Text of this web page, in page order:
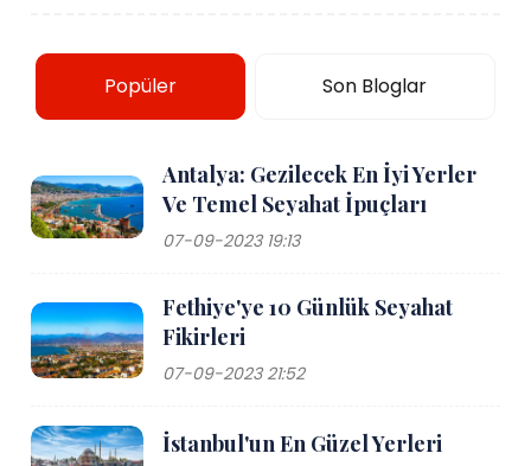
Popüler Son Bloglar
Antalya: Gezilecek En İyi Yerler
Ve Temel Seyahat İpuçları
07-09-2023 19:13
Fethiye'ye 10 Günlük Seyahat
Fikirleri
07-09-2023 21:52
İstanbul'un En Güzel Yerleri